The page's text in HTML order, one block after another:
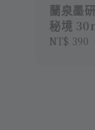
蘭泉墨
秘境
Sale
NT$ 390